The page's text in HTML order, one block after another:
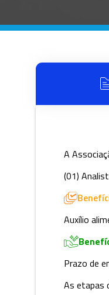
A
(01)
Auxílio
Prazo de
As etapas